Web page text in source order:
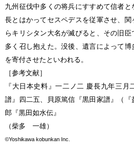
九州征伐中多くの将兵にすすめて信者
長とはかってセスペデスを従軍させ、
らキリシタン大名が滅びると、その旧
多く召し抱えた。没後、遺言によって
を寄付させたといわれる。
［参考文献］
『大日本史料』一二ノ二 慶長九年三月
譜』四二五、貝原篤信『黒田家譜』（
郎『黒田如水伝』
（柴多 一雄）
©Yoshikawa kobunkan Inc.